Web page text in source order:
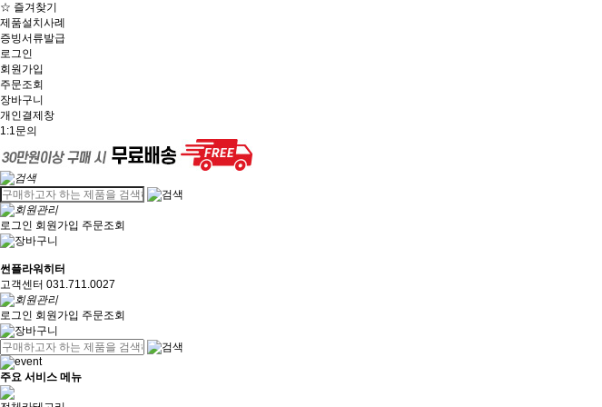
☆ 즐겨찾기
제품설치사례
증빙서류발급
로그인
회원가입
주문조회
장바구니
개인결제창
1:1문의
로그인 회원가입 주문조회
썬플라워히터
고객센터 031.711.0027
로그인 회원가입 주문조회
주요 서비스 메뉴